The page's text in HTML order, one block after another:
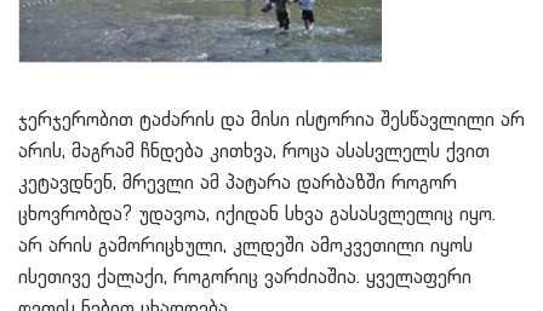
ჯერჯერობით ტაძარის და მისი ისტორია შესწავლილი არ
არის, მაგრამ ჩნდება კითხვა, როცა ასასვლელს ქვით
კეტავდნენ, მრევლი ამ პატარა დარბაზში როგორ
ცხოვრობდა? უდავოა, იქიდან სხვა გასასვლელიც იყო.
არ არის გამორიცხული, კლდეში ამოკვეთილი იყოს
ისეთივე ქალაქი, როგორიც ვარძიაშია. ყველაფერი